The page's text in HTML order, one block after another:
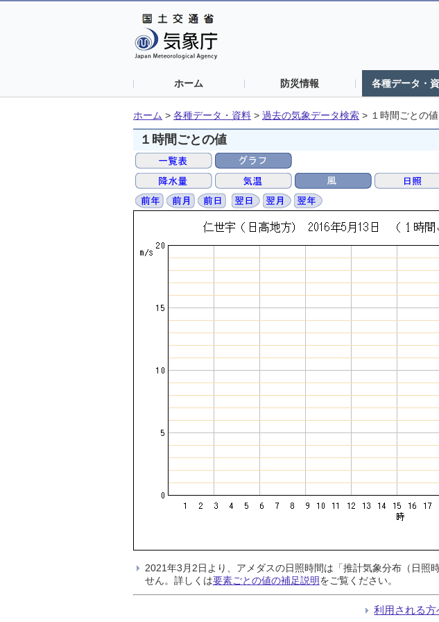
ホーム 防災情報 各種データ・
ホーム > 各種データ・資料 > 過去の気象データ検索 > １時間ごとの値
１時間ごとの値
2021年3月2日より、アメダスの日照時間は「推計気象分布（日照
せん。詳しくは要素ごとの値の補足説明をご覧ください。
利用される方